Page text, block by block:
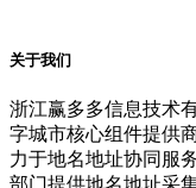
关于我们
浙江赢多多信息技术
字城市核心组件提供
力于地名地址协同服
部门提供地名地址采